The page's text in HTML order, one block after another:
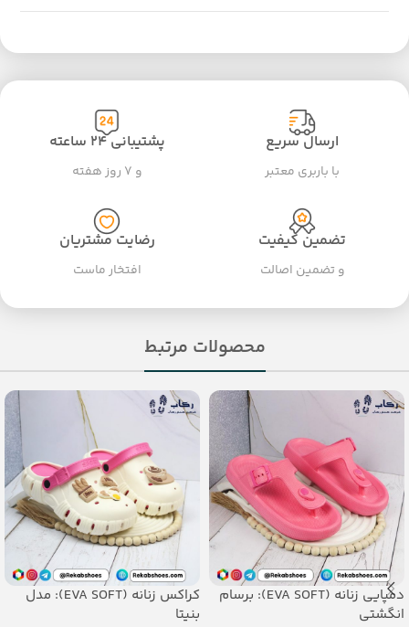
ارسال سریع
با باربری معتبر
پشتیبانی ۲۴ ساعته
و ۷ روز هفته
تضمین کیفیت
و تضمین اصالت
رضایت مشتریان
افتخار ماست
محصولات مرتبط
دمپایی زنانه (EVA SOFT): برسام
انگشتی
کراکس زنانه (EVA SOFT): مدل
بنیتا